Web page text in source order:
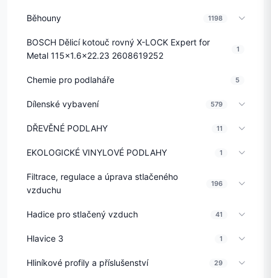
Běhouny 1198
BOSCH Dělicí kotouč rovný X-LOCK Expert for
Metal 115x1.6x22.23 2608619252
1
Chemie pro podlaháře 5
Dílenské vybavení 579
DŘEVĚNÉ PODLAHY 11
EKOLOGICKÉ VINYLOVÉ PODLAHY 1
Filtrace, regulace a úprava stlačeného
vzduchu
196
Hadice pro stlačený vzduch 41
Hlavice 3 1
Hliníkové profily a příslušenství 29